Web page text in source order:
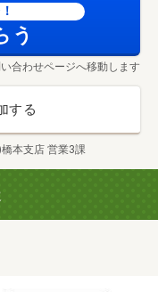
・徒歩18分）
約433m・徒歩6
ス相模原店（約
やか（約127m・徒
ご案内します
ご参考に下さい
う
合わせページへ移動します
する
本支店 営業3課